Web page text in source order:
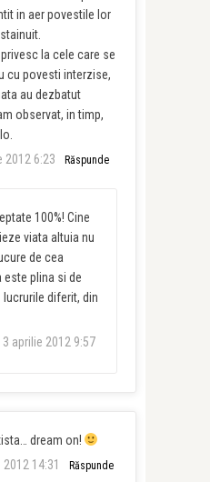
in aer povestile lor
la cele care se
cu povesti interzise,
au dezbatut
observat, in timp,
2012 6:23 Răspunde
100%! Cine
viata altuia nu
de cea
este plina si de
diferit, din
3 aprilie 2012 9:57
dream on!
14:31 Răspunde